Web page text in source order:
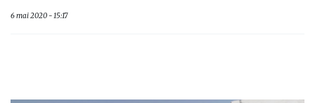
6 mai 2020 - 15:17